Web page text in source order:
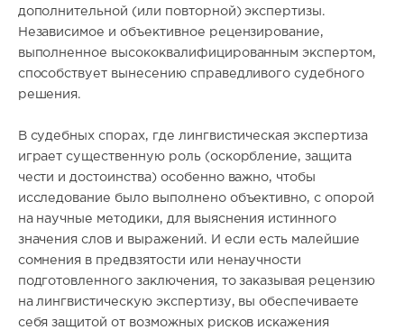
дополнительной (или повторной) экспертизы.
Независимое и объективное рецензирование,
выполненное высококвалифицированным экспертом,
способствует вынесению справедливого судебного
решения.
В судебных спорах, где лингвистическая экспертиза
играет существенную роль (оскорбление, защита
чести и достоинства) особенно важно, чтобы
исследование было выполнено объективно, с опорой
на научные методики, для выяснения истинного
значения слов и выражений. И если есть малейшие
сомнения в предвзятости или ненаучности
подготовленного заключения, то заказывая рецензию
на лингвистическую экспертизу, вы обеспечиваете
себя защитой от возможных рисков искажения